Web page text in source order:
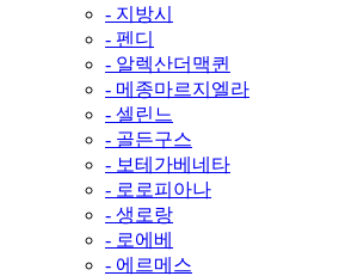
- 지방시
- 펜디
- 알렉산더맥퀸
- 메종마르지엘라
- 셀린느
- 골든구스
- 보테가베네타
- 로로피아나
- 생로랑
- 로에베
- 에르메스